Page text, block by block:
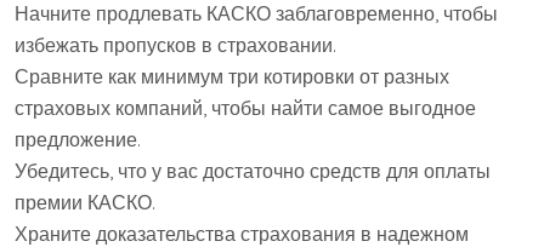
Начните продлевать КАСКО заблаговременно, чтобы
избежать пропусков в страховании.
Сравните как минимум три котировки от разных
страховых компаний, чтобы найти самое выгодное
предложение.
Убедитесь, что у вас достаточно средств для оплаты
премии КАСКО.
Храните доказательства страхования в надежном